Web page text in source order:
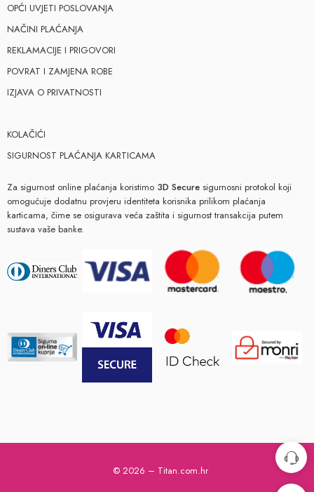
OPĆI UVJETI POSLOVANJA
NAČINI PLAĆANJA
REKLAMACIJE I PRIGOVORI
POVRAT I ZAMJENA ROBE
IZJAVA O PRIVATNOSTI
KOLAČIĆI
SIGURNOST PLAĆANJA KARTICAMA
Za sigurnost online plaćanja koristimo 3D Secure sigurnosni protokol koji
omogućuje dodatnu provjeru identiteta korisnika prilikom plaćanja
karticama, čime se osigurava veća zaštita i sigurnost transakcija putem
sustava vaše banke.
© 2026 – Titan.com.hr